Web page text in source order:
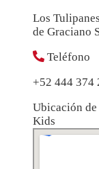
Los
de Graciano
Teléfono
+52 444 374
Ubicación
Kids